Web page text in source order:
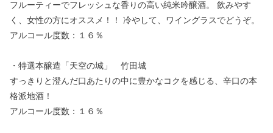
フルーティーでフレッシュな香りの高い純米吟醸酒。 飲みやす
く、女性の方にオススメ！！ 冷やして、ワイングラスでどうぞ。
アルコール度数：１６％
・特選本醸造「天空の城」 竹田城
すっきりと澄んだ口あたりの中に豊かなコクを感じる、辛口の本
格派地酒！
アルコール度数：１６％